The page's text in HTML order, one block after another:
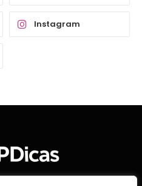
Instagram